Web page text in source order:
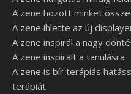
A zene hozott minket össze
A zene ihlette az új
A zene inspirál a nagy
A zene inspirált a tanulásra
A zene is bír terápiás
terápiát